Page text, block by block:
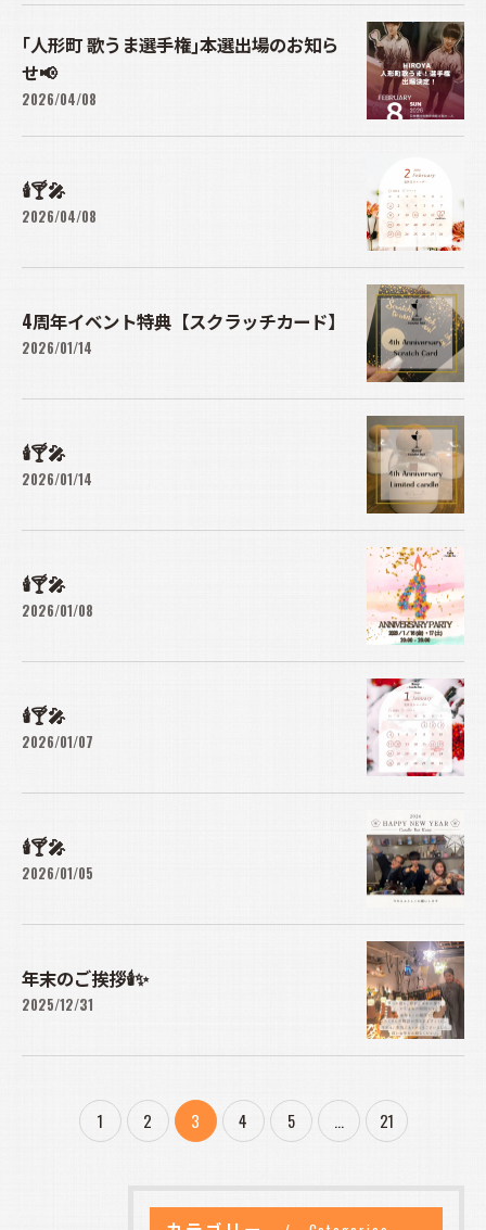
｢人形町 歌うま選手権｣本選出場のお知ら
せ📢
2026/04/08
🕯️🍸🎤
2026/04/08
4周年イベント特典【スクラッチカード】
2026/01/14
🕯️🍸🎤
2026/01/14
🕯️🍸🎤
2026/01/08
🕯️🍸🎤
2026/01/07
🕯️🍸🎤
2026/01/05
年末のご挨拶🕯️✨
2025/12/31
1 2 3 4 5 ... 21